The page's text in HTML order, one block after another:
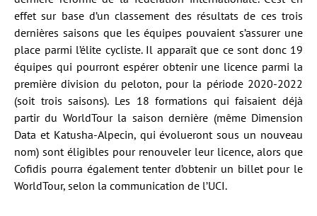
effet sur base d’un classement des résultats de ces trois
dernières saisons que les équipes pouvaient s’assurer une
place parmi l’élite cycliste. Il apparaît que ce sont donc 19
équipes qui pourront espérer obtenir une licence parmi la
première division du peloton, pour la période 2020-2022
(soit trois saisons). Les 18 formations qui faisaient déjà
partir du WorldTour la saison dernière (même Dimension
Data et Katusha-Alpecin, qui évolueront sous un nouveau
nom) sont éligibles pour renouveler leur licence, alors que
Cofidis pourra également tenter d’obtenir un billet pour le
WorldTour, selon la communication de l’UCI.